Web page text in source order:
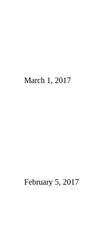
March 1, 2017
February 5, 2017